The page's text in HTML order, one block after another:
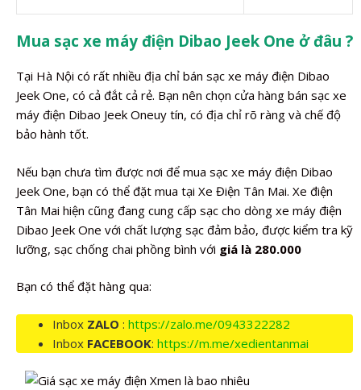
Mua sạc xe máy điện Dibao Jeek One ở đâu ?
Tại Hà Nội có rất nhiều địa chỉ bán sạc xe máy điện Dibao
Jeek One, có cả đắt cả rẻ. Bạn nên chọn cửa hàng bán sạc xe
máy điện Dibao Jeek Oneuy tín, có địa chỉ rõ ràng và chế độ
bảo hành tốt.
Nếu bạn chưa tìm được nơi để mua sạc xe máy điện Dibao
Jeek One, bạn có thể đặt mua tại Xe Điện Tân Mai. Xe điện
Tân Mai hiện cũng đang cung cấp sạc cho dòng xe máy điện
Dibao Jeek One với chất lượng sạc đảm bảo, được kiểm tra kỹ
lưỡng, sạc chống chai phồng bình với giá là 280.000
Bạn có thể đặt hàng qua:
Inbox ZALO : https://zalo.me/0943322282
Inbox FACEBOOK: https://m.me/xedientanmai